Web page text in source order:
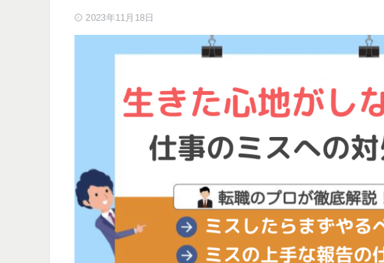
2023年11月18日